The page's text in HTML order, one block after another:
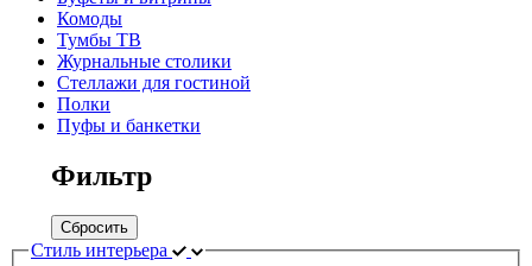
Комоды
Тумбы ТВ
Журнальные столики
Стеллажи для гостиной
Полки
Пуфы и банкетки
Фильтр
Сбросить
Стиль интерьера